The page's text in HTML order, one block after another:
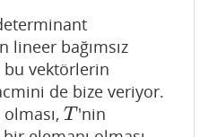
lineer bağımsız
bu vektörlerin
de bize veriyor.
olması,T
T 'nin